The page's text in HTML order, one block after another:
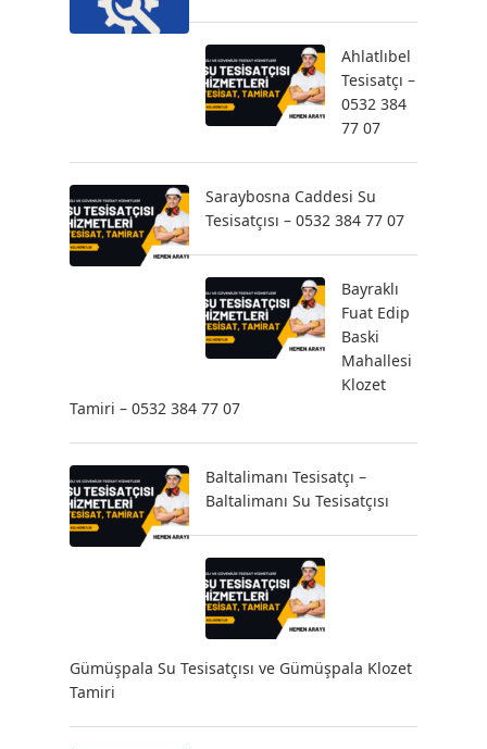
Ahlatlıbel
Tesisatçı –
0532 384
77 07
Saraybosna Caddesi Su
Tesisatçısı – 0532 384 77 07
Bayraklı
Fuat Edip
Baski
Mahallesi
Klozet
Tamiri – 0532 384 77 07
Baltalimanı Tesisatçı –
Baltalimanı Su Tesisatçısı
Gümüşpala Su Tesisatçısı ve Gümüşpala Klozet
Tamiri